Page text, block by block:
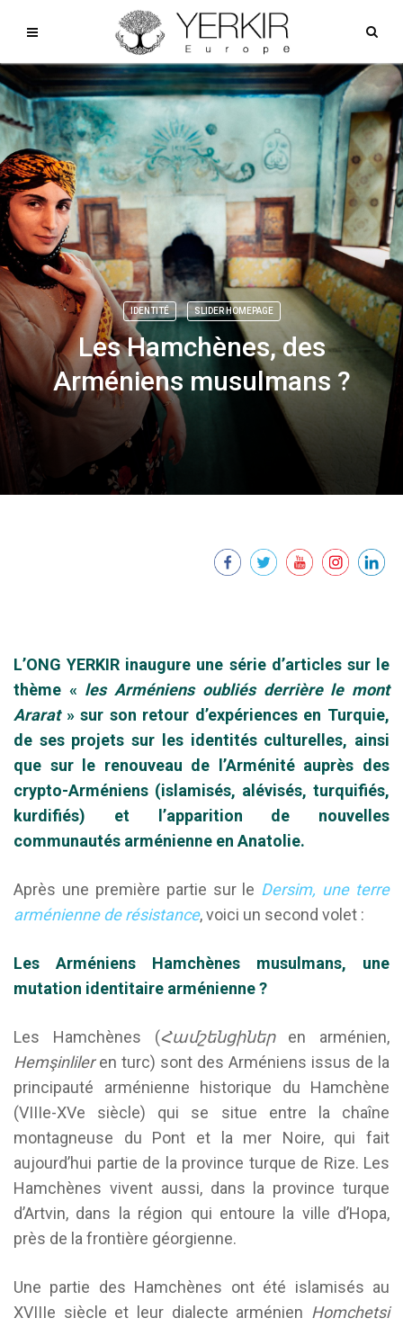
IDENTITÉ SLIDER HOMEPAGE
Les Hamchènes, des
Arméniens musulmans ?
L’ONG YERKIR inaugure une série d’articles sur le
thème « les Arméniens oubliés derrière le mont
Ararat» sur son retour d’expériences en Turquie,
de ses projets sur les identités culturelles, ainsi
que sur le renouveau de l’Arménité auprès des
crypto-Arméniens (islamisés, alévisés, turquifiés,
kurdifiés) et l’apparition de nouvelles
communautés arménienne en Anatolie.
Après une première partie sur le Dersim, une terre
arménienne de résistance, voici un second volet :
Les Arméniens Hamchènes musulmans, une
mutation identitaire arménienne ?
Les Hamchènes (Համշենցիներen arménien,
Hemşinlileren turc) sont des Arméniens issus de la
principauté arménienne historique du Hamchène
(VIIIe-XVe siècle) qui se situe entre la chaîne
montagneuse du Pont et la mer Noire, qui fait
aujourd’hui partie de la province turque de Rize. Les
Hamchènes vivent aussi, dans la province turque
d’Artvin, dans la région qui entoure la ville d’Hopa,
près de la frontière géorgienne.
Une partie des Hamchènes ont été islamisés au
XVIIIe siècle et leur dialecte arménien Homchetsi